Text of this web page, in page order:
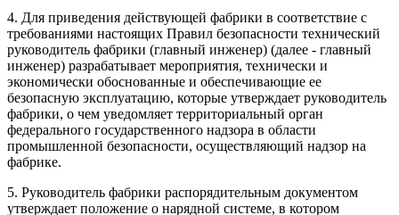
4. Для приведения действующей фабрики в соответствие с
требованиями настоящих Правил безопасности технический
руководитель фабрики (главный инженер) (далее - главный
инженер) разрабатывает мероприятия, технически и
экономически обоснованные и обеспечивающие ее
безопасную эксплуатацию, которые утверждает руководитель
фабрики, о чем уведомляет территориальный орган
федерального государственного надзора в области
промышленной безопасности, осуществляющий надзор на
фабрике.
5. Руководитель фабрики распорядительным документом
утверждает положение о нарядной системе, в котором